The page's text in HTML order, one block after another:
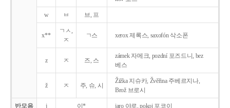
w ㅂ 브, 프
x**
ㄱㅅ,
ㅈ
ㄱ스 xerox 제록스, saxofón 삭소폰
z ㅈ 즈, 스
zámek 자메크, pozdní 포즈드니, bez
베스
ž ㅈ 주, 슈, 시
Žižka 지슈카, Žvěřina 주베르지나,
Brož 브로시
반모음 j 이* jaro 야로, pokoj 포코이